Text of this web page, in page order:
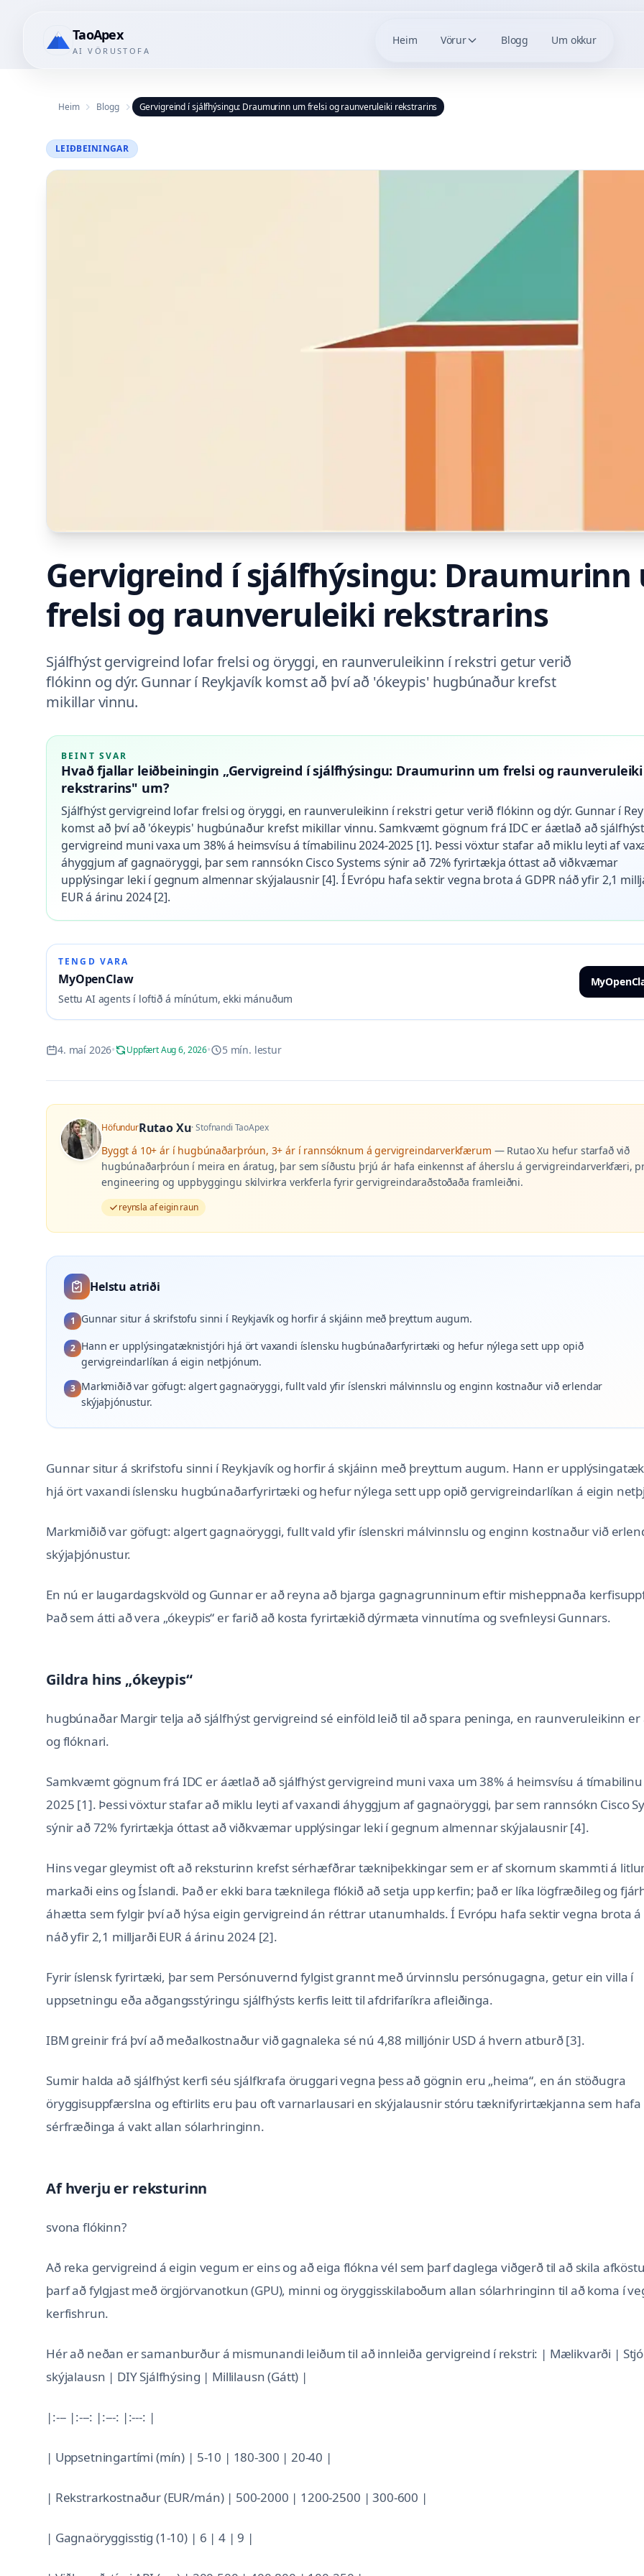
TaoApex
AI VÖRUSTOFA
Heim Vörur Blogg Um okkur
Heim Blogg Gervigreind í sjálfhýsingu: Draumurinn um frelsi og raunveruleiki rekstrarins
LEIÐBEININGAR
Gervigreind í sjálfhýsingu: Draumurinn
frelsi og raunveruleiki rekstrarins
Sjálfhýst gervigreind lofar frelsi og öryggi, en raunveruleikinn í rekstri getur verið
flókinn og dýr. Gunnar í Reykjavík komst að því að 'ókeypis' hugbúnaður krefst
mikillar vinnu.
BEINT SVAR
Hvað fjallar leiðbeiningin „Gervigreind í sjálfhýsingu: Draumurinn um frelsi og raunveruleiki
rekstrarins" um?
Sjálfhýst gervigreind lofar frelsi og öryggi, en raunveruleikinn í rekstri getur verið flókinn og dýr. Gunnar í
komst að því að 'ókeypis' hugbúnaður krefst mikillar vinnu. Samkvæmt gögnum frá IDC er áætlað að
gervigreind muni vaxa um 38% á heimsvísu á tímabilinu 2024-2025 [1]. Þessi vöxtur stafar að miklu leyti af
áhyggjum af gagnaöryggi, þar sem rannsókn Cisco Systems sýnir að 72% fyrirtækja óttast að viðkvæmar
upplýsingar leki í gegnum almennar skýjalausnir [4]. Í Evrópu hafa sektir vegna brota á GDPR náð yfir 2,1
EUR á árinu 2024 [2].
TENGD VARA
MyOpenClaw
Settu AI agents í loftið á mínútum, ekki mánuðum
4. maí 2026• Uppfært Aug 6, 2026• 5 mín. lestur
HöfundurRutao Xu·Stofnandi TaoApex
Byggt á 10+ ár í hugbúnaðarþróun, 3+ ár í rannsóknum á gervigreindarverkfærum — Rutao Xu hefur starfað við
hugbúnaðarþróun í meira en áratug, þar sem síðustu þrjú ár hafa einkennst af áherslu á gervigreindarverkfæri,
engineering og uppbyggingu skilvirkra verkferla fyrir gervigreindaraðstoðaða framleiðni.
reynsla af eigin raun
Helstu atriði
1 Gunnar situr á skrifstofu sinni í Reykjavík og horfir á skjáinn með þreyttum augum.
2 Hann er upplýsingatæknistjóri hjá ört vaxandi íslensku hugbúnaðarfyrirtæki og hefur nýlega sett upp opið
gervigreindarlíkan á eigin netþjónum.
3 Markmiðið var göfugt: algert gagnaöryggi, fullt vald yfir íslenskri málvinnslu og enginn kostnaður við erlendar
skýjaþjónustur.
Gunnar situr á skrifstofu sinni í Reykjavík og horfir á skjáinn með þreyttum augum. Hann er
hjá ört vaxandi íslensku hugbúnaðarfyrirtæki og hefur nýlega sett upp opið gervigreindarlíkan á eigin
Markmiðið var göfugt: algert gagnaöryggi, fullt vald yfir íslenskri málvinnslu og enginn kostnaður við
skýjaþjónustur.
En nú er laugardagskvöld og Gunnar er að reyna að bjarga gagnagrunninum eftir misheppnaða
Það sem átti að vera „ókeypis“ er farið að kosta fyrirtækið dýrmæta vinnutíma og svefnleysi Gunnars.
Gildra hins „ókeypis“
hugbúnaðar Margir telja að sjálfhýst gervigreind sé einföld leið til að spara peninga, en raunveruleikinn
og flóknari.
Samkvæmt gögnum frá IDC er áætlað að sjálfhýst gervigreind muni vaxa um 38% á heimsvísu á
2025 [1]. Þessi vöxtur stafar að miklu leyti af vaxandi áhyggjum af gagnaöryggi, þar sem rannsókn Cisco
sýnir að 72% fyrirtækja óttast að viðkvæmar upplýsingar leki í gegnum almennar skýjalausnir [4].
Hins vegar gleymist oft að reksturinn krefst sérhæfðrar tækniþekkingar sem er af skornum skammti á
markaði eins og Íslandi. Það er ekki bara tæknilega flókið að setja upp kerfin; það er líka lögfræðileg og
áhætta sem fylgir því að hýsa eigin gervigreind án réttrar utanumhalds. Í Evrópu hafa sektir vegna brota á
náð yfir 2,1 milljarði EUR á árinu 2024 [2].
Fyrir íslensk fyrirtæki, þar sem Persónuvernd fylgist grannt með úrvinnslu persónugagna, getur ein villa í
uppsetningu eða aðgangsstýringu sjálfhýsts kerfis leitt til afdrifaríkra afleiðinga.
IBM greinir frá því að meðalkostnaður við gagnaleka sé nú 4,88 milljónir USD á hvern atburð [3].
Sumir halda að sjálfhýst kerfi séu sjálfkrafa öruggari vegna þess að gögnin eru „heima“, en án stöðugra
öryggisuppfærslna og eftirlits eru þau oft varnarlausari en skýjalausnir stóru tæknifyrirtækjanna sem
sérfræðinga á vakt allan sólarhringinn.
Af hverju er reksturinn
svona flókinn?
Að reka gervigreind á eigin vegum er eins og að eiga flókna vél sem þarf daglega viðgerð til að skila
þarf að fylgjast með örgjörvanotkun (GPU), minni og öryggisskilaboðum allan sólarhringinn til að koma í
kerfishrun.
Hér að neðan er samanburður á mismunandi leiðum til að innleiða gervigreind í rekstri: | Mælikvarði |
skýjalausn | DIY Sjálfhýsing | Millilausn (Gátt) |
|:--- |:---: |:---: |:---: |
| Uppsetningartími (mín) | 5-10 | 180-300 | 20-40 |
| Rekstrarkostnaður (EUR/mán) | 500-2000 | 1200-2500 | 300-600 |
| Gagnaöryggisstig (1-10) | 6 | 4 | 9 |